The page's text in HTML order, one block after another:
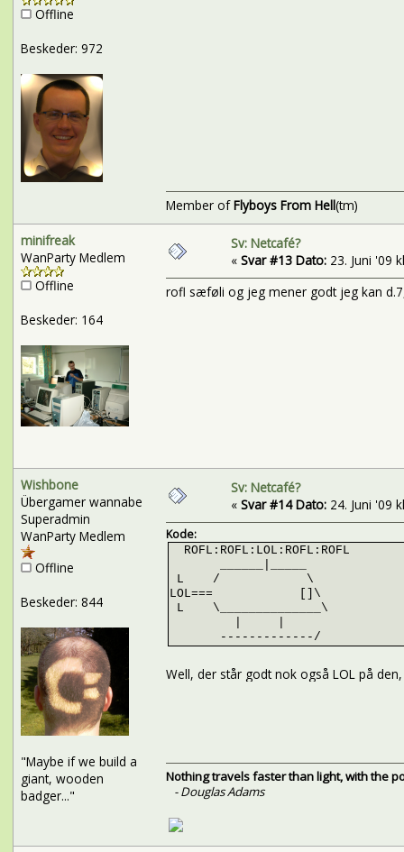
Offline
Beskeder: 972
Member ofFlyboys From Hell(tm)
minifreak
WanParty Medlem
Offline
Beskeder: 164
Sv: Netcafé?
« Svar #13 Dato:23. Juni '09
rofl sæføli og jeg mener godt jeg kan
Wishbone
Übergamer wannabe
Superadmin
WanParty Medlem
Offline
Beskeder: 844
"Maybe if we build a
giant, wooden
badger..."
Sv: Netcafé?
« Svar #14 Dato:24. Juni '09
Kode:
ROFL:ROFL:LOL:ROFL:ROFL
L / \
LOL=== []\
L \______________\
-------------/
Well, der står godt nok også LOL på
Nothing travels faster than light, with the
- Douglas Adams